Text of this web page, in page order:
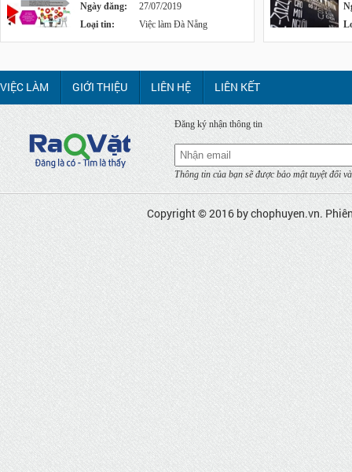
Ngày đăng:
27/07/2019
Loại tin:
Việc làm Đà Nẵng
VIỆC LÀM GIỚI THIỆU LIÊN HỆ LIÊN KẾT
Đăng ký nhận thông tin
Thông tin của bạn sẽ được bảo mật tuyệt đối
Copyright © 2016 bychophuyen.vn.